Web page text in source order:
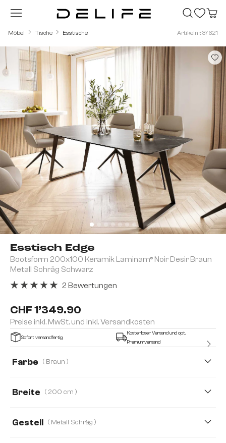
Zum Hauptinhalt springen
Möbel Tische Esstische Artikelnr.: 37621
Esstisch Edge
Bootsform 200x100 Keramik Laminam® Noir Desir Braun
Metall Schräg Schwarz
CHF 1’349.90
Preise inkl. MwSt. und inkl. Versandkosten
2 Bewertungen
Sofort versandfertig
Kostenloser Versand und opt.
Premiumversand
Farbe ( Braun )
Breite ( 200 cm )
Gestell ( Metall Schräg )
Bildergalerie überspringen